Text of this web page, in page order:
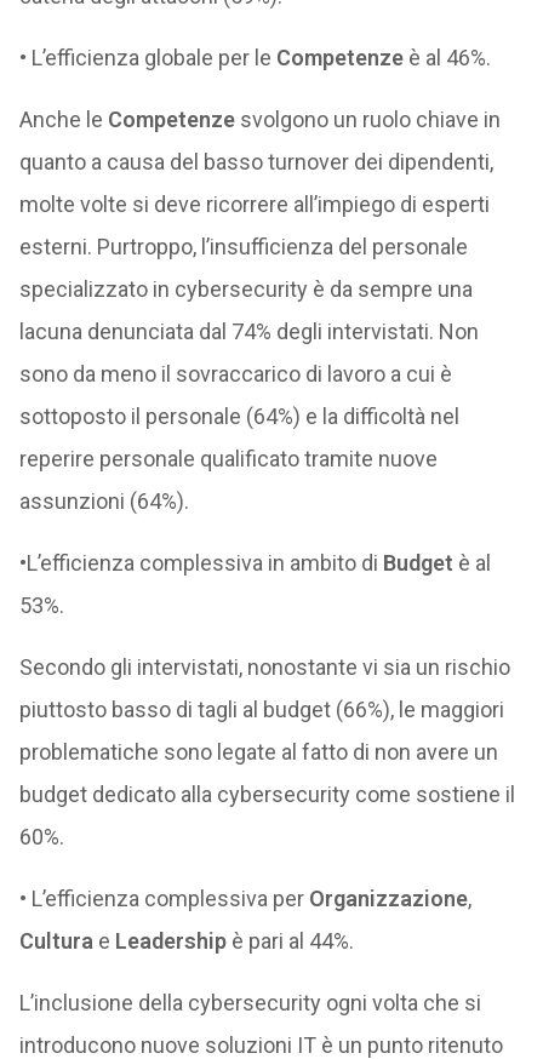
• L’efficienza globale per le Competenzeè al 46%.
Anche le Competenzesvolgono un ruolo chiave in
quanto a causa del basso turnover dei dipendenti,
molte volte si deve ricorrere all’impiego di esperti
esterni. Purtroppo, l’insufficienza del personale
specializzato in cybersecurity è da sempre una
lacuna denunciata dal 74% degli intervistati. Non
sono da meno il sovraccarico di lavoro a cui è
sottoposto il personale (64%) e la difficoltà nel
reperire personale qualificato tramite nuove
assunzioni (64%).
•L’efficienza complessiva in ambito di Budget è al
53%.
Secondo gli intervistati, nonostante vi sia un rischio
piuttosto basso di tagli al budget (66%), le maggiori
problematiche sono legate al fatto di non avere un
budget dedicato alla cybersecurity come sostiene il
60%.
• L’efficienza complessiva per Organizzazione,
Cultura e Leadershipè pari al 44%.
L’inclusione della cybersecurity ogni volta che si
introducono nuove soluzioni IT è un punto ritenuto